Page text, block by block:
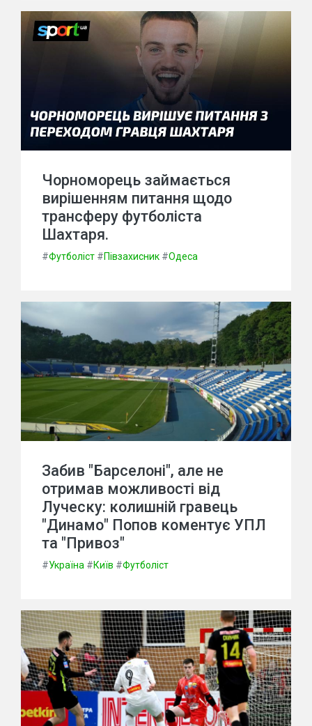
Чорноморець займається
вирішенням питання щодо
трансферу футболіста
Шахтаря.
#Футболіст #Півзахисник #Одеса
Забив "Барселоні", але не
отримав можливості від
Луческу: колишній гравець
"Динамо" Попов коментує УПЛ
та "Привоз"
#Україна #Київ #Футболіст